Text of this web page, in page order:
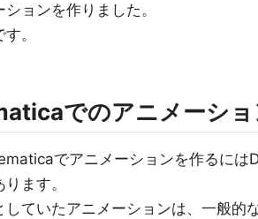
ョンを作りました。
。
でのアニメーショ
でアニメーションを作るに
ます。
していたアニメーションは、一般的